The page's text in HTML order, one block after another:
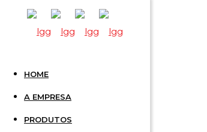
HOME
A EMPRESA
PRODUTOS